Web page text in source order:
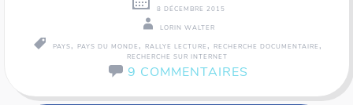
8 DÉCEMBRE 2015
LORIN WALTER
PAYS, PAYS DU MONDE , RALLYE LECTURE , RECHERCHE DOCUMENTAIRE ,
RECHERCHE SUR INTERNET
9 COMMENTAIRES